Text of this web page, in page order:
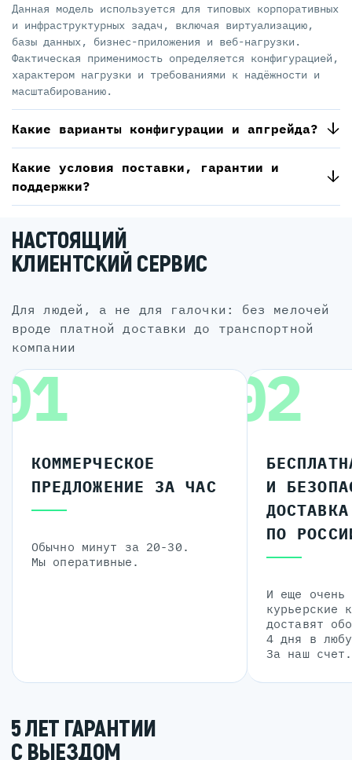
Данная модель используется для типовых корпоративных
и инфраструктурных задач, включая виртуализацию,
базы данных, бизнес-приложения и веб-нагрузки.
Фактическая применимость определяется конфигурацией,
характером нагрузки и требованиями к надёжности и
масштабированию.
Какие варианты конфигурации и апгрейда?
Какие условия поставки, гарантии и
поддержки?
НАСТОЯЩИЙ
КЛИЕНТСКИЙ СЕРВИС
для людей, а не для галочки: без мелочей
вроде платной доставки до транспортной
компании
КОММЕРЧЕСКОЕ
ПРЕДЛОЖЕНИЕ ЗА ЧАС
Обычно минут за 20-30.
Мы оперативные.
02
И
ДОСТАВКА
ПО
И еще очень
курьерские
доставят
4 дня в
За наш счет.
5 ЛЕТ ГАРАНТИИ
С ВЫЕЗДОМ